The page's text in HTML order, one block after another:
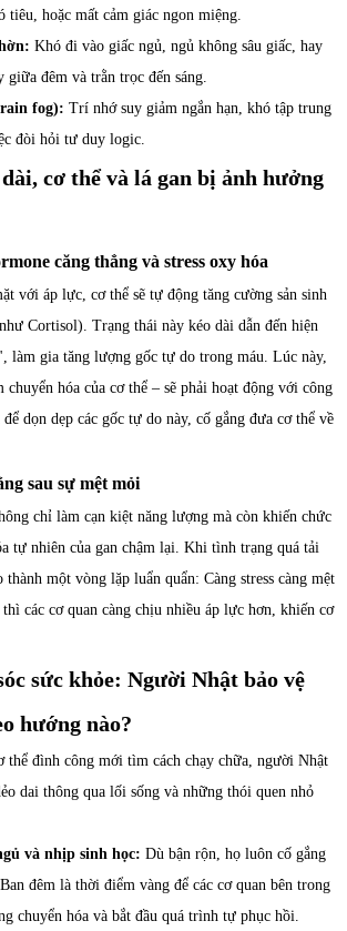
tiêu, hoặc mất cảm giác ngon miệng.
Khó đi vào giấc ngủ, ngủ không sâu giấc, hay
đêm và trằn trọc đến sáng.
fog): Trí nhớ suy giảm ngắn hạn, khó tập trung
đòi hỏi tư duy logic.
cơ thể và lá gan bị ảnh hưởng
căng thẳng và stress oxy hóa
với áp lực, cơ thể sẽ tự động tăng cường sản sinh
Cortisol). Trạng thái này kéo dài dẫn đến hiện
làm gia tăng lượng gốc tự do trong máu. Lúc này,
chuyển hóa của cơ thể – sẽ phải hoạt động với công
dọn dẹp các gốc tự do này, cố gắng đưa cơ thể về
sau sự mệt mỏi
chỉ làm cạn kiệt năng lượng mà còn khiến chức
tự nhiên của gan chậm lại. Khi tình trạng quá tải
một vòng lặp luẩn quẩn: Càng stress càng mệt
các cơ quan càng chịu nhiều áp lực hơn, khiến cơ
sức khỏe: Người Nhật bảo vệ
hướng nào?
thể đình công mới tìm cách chạy chữa, người Nhật
dai thông qua lối sống và những thói quen nhỏ
và nhịp sinh học: Dù bận rộn, họ luôn cố gắng
đêm là thời điểm vàng để các cơ quan bên trong
chuyển hóa và bắt đầu quá trình tự phục hồi.